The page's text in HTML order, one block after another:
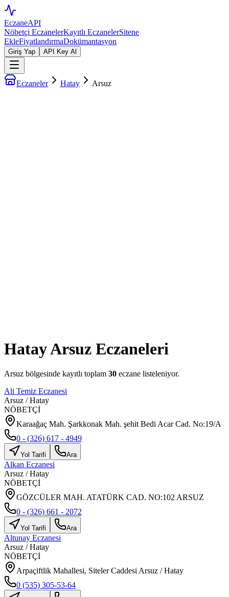
EczaneAPI
Nöbetçi EczanelerKayıtlı EczanelerSitene
EkleFiyatlandırmaDokümantasyon
Giriş Yap API Key Al
Eczaneler Hatay Arsuz
HatayArsuz Eczaneleri
Arsuz bölgesinde kayıtlı toplam 30 eczane listeleniyor.
Ali Temiz Eczanesi
Arsuz /Hatay
NÖBETÇİ
Karaağaç Mah. Şarkkonak Mah. şehit Bedi Acar Cad. No:19/A
0 - (326) 617 - 4949
Yol Tarifi Ara
Alkan Eczanesi
Arsuz /Hatay
NÖBETÇİ
GÖZCÜLER MAH. ATATÜRK CAD. NO:102 ARSUZ
0 - (326) 661 - 2072
Yol Tarifi Ara
Altunay Eczanesi
Arsuz /Hatay
NÖBETÇİ
Arpaçiftlik Mahallesi, Siteler Caddesi Arsuz / Hatay
0 (535) 305-53-64